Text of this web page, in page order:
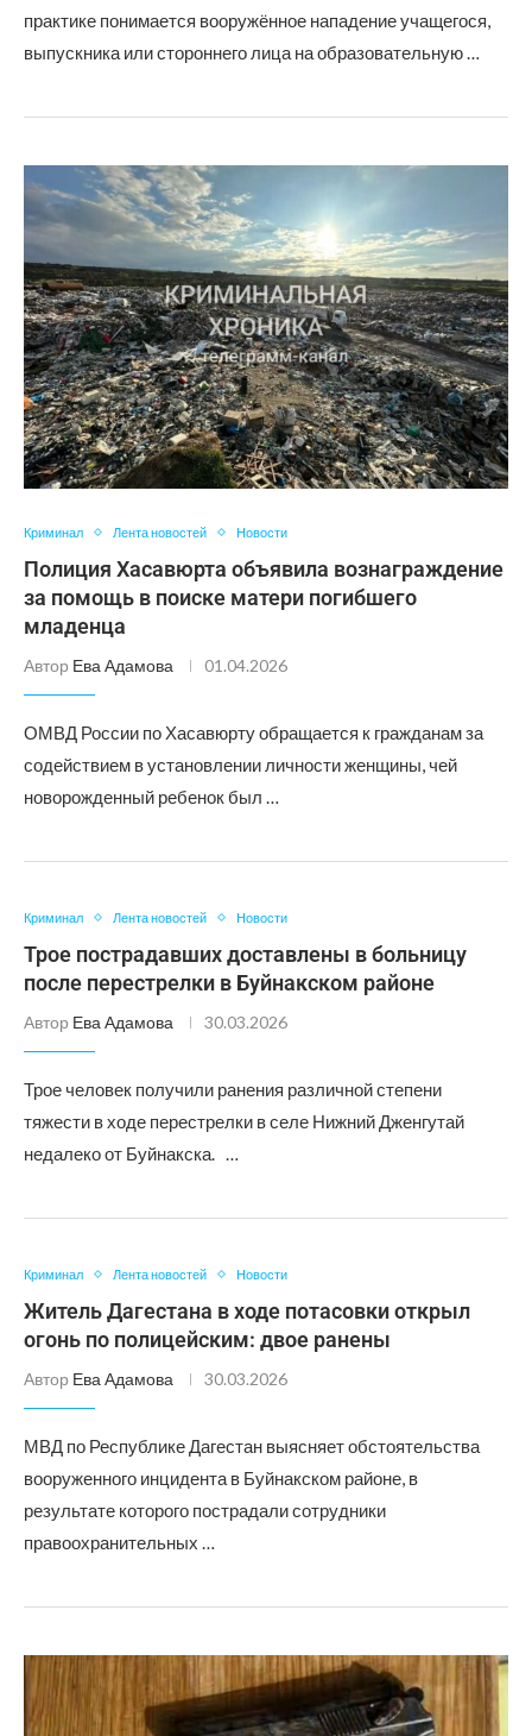
практике понимается вооружённое нападение учащегося,
выпускника или стороннего лица на образовательную …
Криминал Лента новостей Новости
Полиция Хасавюрта объявила вознаграждение
за помощь в поиске матери погибшего
младенца
Автор Ева Адамова 01.04.2026
ОМВД России по Хасавюрту обращается к гражданам за
содействием в установлении личности женщины, чей
новорожденный ребенок был …
Криминал Лента новостей Новости
Трое пострадавших доставлены в больницу
после перестрелки в Буйнакском районе
Автор Ева Адамова 30.03.2026
Трое человек получили ранения различной степени
тяжести в ходе перестрелки в селе Нижний Дженгутай
недалеко от Буйнакска. …
Криминал Лента новостей Новости
Житель Дагестана в ходе потасовки открыл
огонь по полицейским: двое ранены
Автор Ева Адамова 30.03.2026
МВД по Республике Дагестан выясняет обстоятельства
вооруженного инцидента в Буйнакском районе, в
результате которого пострадали сотрудники
правоохранительных …